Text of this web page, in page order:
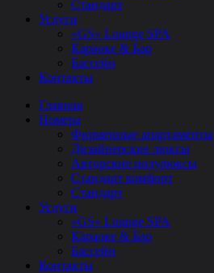
Стандарт
Услуги
«GS» Lounge SPA
Караоке & Бар
Бассейн
Контакты
Главная
Номера
Фирменные апартаменты
Дизайнерские люксы
Авторские полулюксы
Стандарт комфорт
Стандарт
Услуги
«GS» Lounge SPA
Караоке & Бар
Бассейн
Контакты